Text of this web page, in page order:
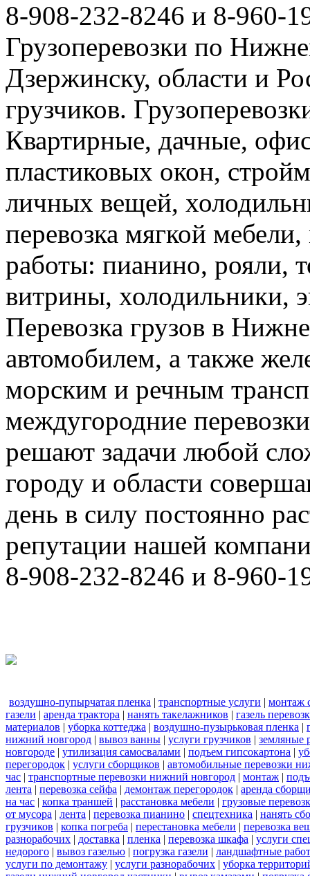
8-908-232-8246 и 8-960-
Грузоперевозки по
Дзержинску, области и
грузчиков.
Квартирные, дачные,
пластиковых окон,
личных вещей,
перевозка мягкой
работы: пианино, рояли,
витрины, холодильники,
Перевозка грузов в
автомобилем, а также
морским и речным
междугородние
решают задачи любой
городу и области
день в силу постоянно
репутации нашей
8-908-232-8246 и 8-960-
воздушно-пупырчатая пленка | транспортные услуги | монтаж
газели | аренда трактора | нанять такелажников | газель
материалов | уборка коттеджа | воздушно-пузырьковая пленка |
нижний новгород | вывоз ванны | услуги грузчиков | земляные
новгороде | утилизация самосвалами | подъем гипсокартона |
перегородок | услуги сборщиков | автомобильные перевозки
час | транспортные перевозки нижний новгород | монтаж |
лента | перевозка сейфа | демонтаж перегородок | аренда
на час | копка траншей | расстановка мебели | грузовые
от мусора | лента | перевозка пианино | спецтехника | нанять
грузчиков | копка погреба | перестановка мебели | перевозка
разнорабочих | доставка | пленка | перевозка шкафа | услуги
недорого | вывоз газелью | погрузка газели | ландшафтные
услуги по демонтажу | услуги разнорабочих | уборка